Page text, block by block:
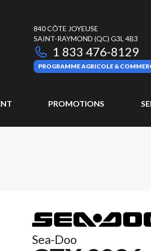
840 CÔTE JOYEUSE
SAINT-RAYMOND (QC) G3L 4B3
1 833 476-8129
PROGRAMME AGRICOLE &
PROMOTIONS
Sea-Doo